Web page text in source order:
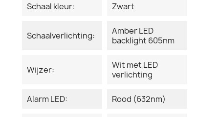
Schaal kleur: Zwart
Schaalverlichting:
Amber LED
backlight 605nm
Wijzer:
Wit met LED
verlichting
Alarm LED: Rood (632nm)